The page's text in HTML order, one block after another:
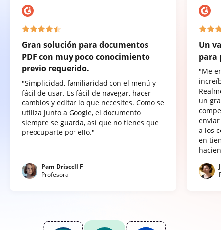
Gran solución para documentos
PDF con muy poco conocimiento
previo requerido.
"Simplicidad, familiaridad con el menú y
fácil de usar. Es fácil de navegar, hacer
cambios y editar lo que necesites. Como se
utiliza junto a Google, el documento
siempre se guarda, así que no tienes que
preocuparte por ello."
Pam Driscoll F
Profesora
Un
para
"Me
un
a los
en